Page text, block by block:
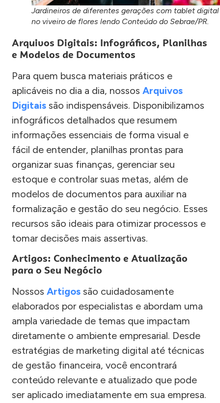
Jardineiros de diferentes gerações com tablet digital
no viveiro de flores lendo Conteúdo do Sebrae/PR.
Arquivos Digitais: Infográficos, Planilhas
e Modelos de Documentos
Para quem busca materiais práticos e
aplicáveis no dia a dia, nossos Arquivos
Digitais são indispensáveis. Disponibilizamos
infográficos detalhados que resumem
informações essenciais de forma visual e
fácil de entender, planilhas prontas para
organizar suas finanças, gerenciar seu
estoque e controlar suas metas, além de
modelos de documentos para auxiliar na
formalização e gestão do seu negócio. Esses
recursos são ideais para otimizar processos e
tomar decisões mais assertivas.
Artigos: Conhecimento e Atualização
para o Seu Negócio
Nossos Artigos são cuidadosamente
elaborados por especialistas e abordam uma
ampla variedade de temas que impactam
diretamente o ambiente empresarial. Desde
estratégias de marketing digital até técnicas
de gestão financeira, você encontrará
conteúdo relevante e atualizado que pode
ser aplicado imediatamente em sua empresa.